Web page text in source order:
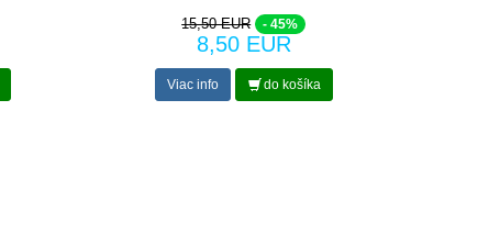
15,50 EUR - 45%
8,50 EUR
Viac info do košíka